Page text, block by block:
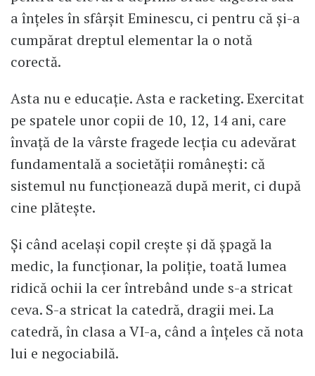
a înțeles în sfârșit Eminescu, ci pentru că și-a
cumpărat dreptul elementar la o notă
corectă.
Asta nu e educație. Asta e racketing. Exercitat
pe spatele unor copii de 10, 12, 14 ani, care
învață de la vârste fragede lecția cu adevărat
fundamentală a societății românești: că
sistemul nu funcționează după merit, ci după
cine plătește.
Și când același copil crește și dă șpagă la
medic, la funcționar, la poliție, toată lumea
ridică ochii la cer întrebând unde s-a stricat
ceva. S-a stricat la catedră, dragii mei. La
catedră, în clasa a VI-a, când a înțeles că nota
lui e negociabilă.